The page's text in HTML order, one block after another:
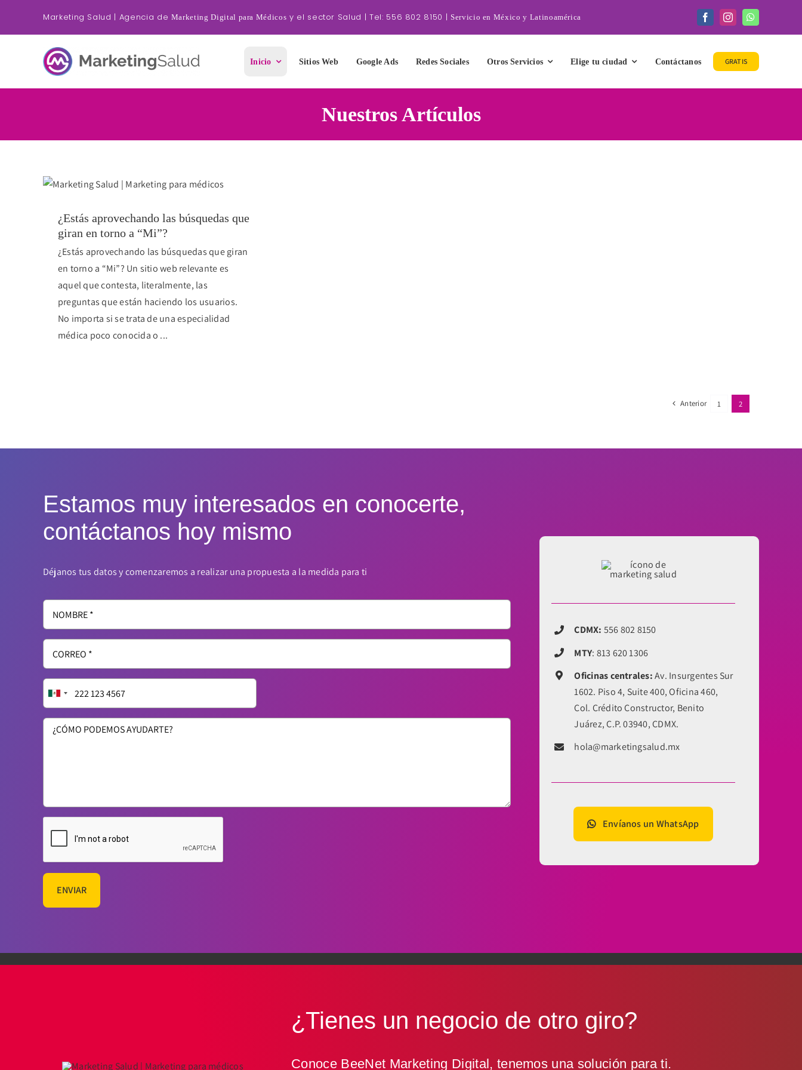
Marketing Salud | Agencia de Marketing Digital para Médicos y el sector Salud | Tel: 556 802 8150 | Servicio en México y Latinoamérica
Inicio Sitios Web Google Ads Redes Sociales Otros Servicios Elige tu ciudad Contáctanos GRATIS
Nuestros Artículos
¿Estás aprovechando las búsquedas que
giran en torno a “Mi”?
¿Estás aprovechando las búsquedas que giran
en torno a “Mi”? Un sitio web relevante es
aquel que contesta, literalmente, las
preguntas que están haciendo los usuarios.
No importa si se trata de una especialidad
médica poco conocida o ...
Anterior 1 2
Estamos muy interesados en conocerte,
contáctanos hoy mismo
Déjanos tus datos y comenzaremos a realizar una propuesta a la medida para ti
CDMX: 556 802 8150
MTY: 813 620 1306
Oficinas centrales:Av. Insurgentes Sur
1602. Piso 4, Suite 400, Oficina 460,
Col. Crédito Constructor, Benito
Juárez, C.P. 03940, CDMX.
hola@marketingsalud.mx
Envíanos un WhatsApp
¿Tienes un negocio de otro giro?
Conoce BeeNet Marketing Digital, tenemos una solución para ti.